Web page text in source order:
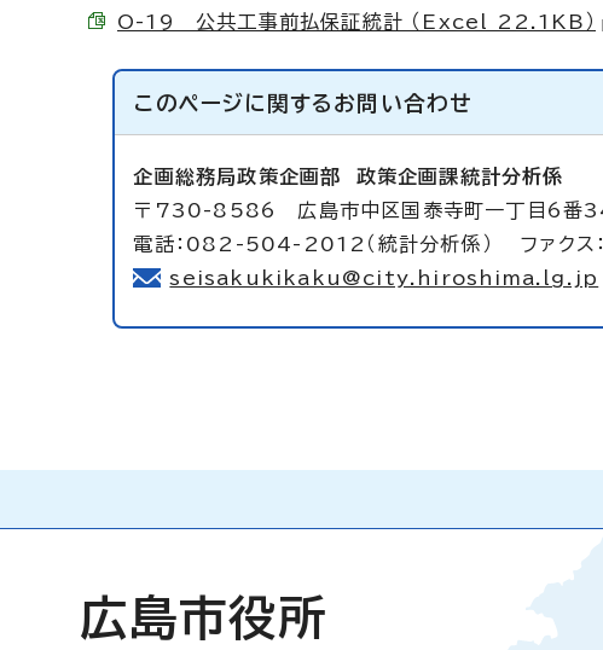
O-19 公共工事前払保証統計 （Excel 22.1KB）
このページに関する お問い合わせ
企画総務局政策企画部 政策企画課統計分析係
〒730-8586 広島市中区国泰寺町一丁目6番
電話：082-504-2012（統計分析係） ファク
seisakukikaku@city.hiroshima.lg.jp
広島市役所